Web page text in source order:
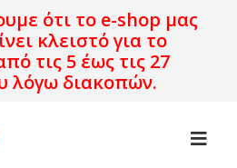
ότι το e-shop μας
κλειστό για το
τις 5 έως τις 27
λόγω διακοπών.